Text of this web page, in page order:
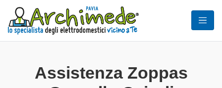
Assistenza Zoppas